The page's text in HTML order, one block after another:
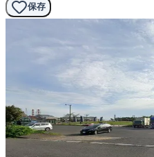
保存